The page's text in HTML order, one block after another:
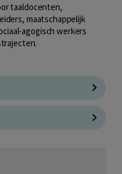
taaldocenten,
maatschappelijk
agogisch werkers